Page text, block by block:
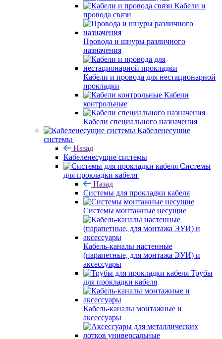
Кабели и
провода связи
Провода и шнуры различного
назначения
Кабели и провода для нестационарной
прокладки
Кабели
контрольные
Кабели специального назначения
Кабеленесущие
системы
Назад
Кабеленесущие системы
Системы
для прокладки кабеля
Назад
Системы для прокладки кабеля
Системы монтажные несущие
Кабель-каналы настенные
(парапетные, для монтажа ЭУИ) и
аксессуары
Трубы
для прокладки кабеля
Кабель-каналы монтажные и
аксессуары